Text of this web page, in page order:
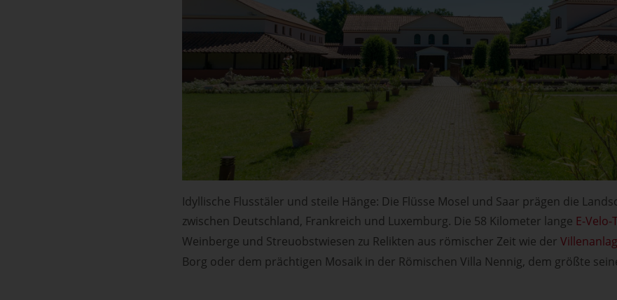
Idyllische Flusstäler und steile Hänge: Die Flüsse Mosel und Saar prägen die
zwischen Deutschland, Frankreich und Luxemburg. Die 58 Kilometer lange E-Velo-
Weinberge und Streuobstwiesen zu Relikten aus römischer Zeit wie der
Borg oder dem prächtigen Mosaik in der Römischen Villa Nennig, dem größte